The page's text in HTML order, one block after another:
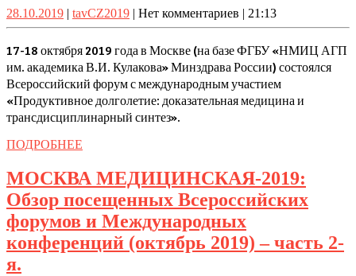
2019
г.)
и
НПК
аспект”
(26
октября
Обзор
посещенных
Всероссийских
форумов
и
Международных
конференций
(октябрь
2019)
—
часть
3-
28.10.201928.10.2019
| tavCZ2019tavCZ2019
| Нет комментариев | 21:13
17-18 октября 2019 года в Москве (на базе ФГБУ «НМИЦ АГП
им. академика В.И. Кулакова» Минздрава России) состоялся
Всероссийский форум с международным участием
«Продуктивное долголетие: доказательная медицина и
трансдисциплинарный синтез».
ПОДРОБНЕЕ
МОСКВА МЕДИЦИНСКАЯ-2019:
Обзор посещенных Всероссийских
форумов и Международных
конференций (октябрь 2019) – часть 2-
я.